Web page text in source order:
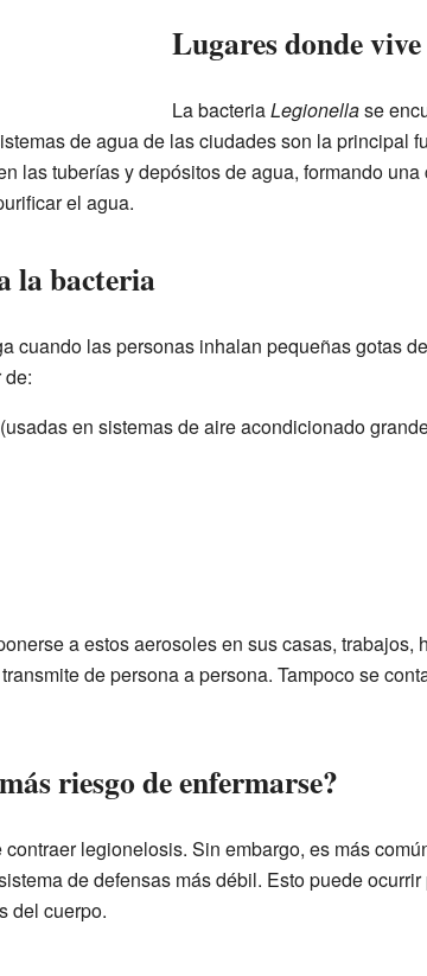
Lugares donde
La bacteriaLegionellase
de agua de las ciudades son la principal
las tuberías y depósitos de agua, formando
el agua.
la bacteria
cuando las personas inhalan pequeñas gotas
en sistemas de aire acondicionado
a estos aerosoles en sus casas,
de persona a persona. Tampoco se
riesgo de enfermarse?
legionelosis. Sin embargo, es más
de defensas más débil. Esto puede
del cuerpo.